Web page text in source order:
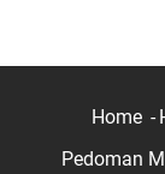
Home
Pedoman